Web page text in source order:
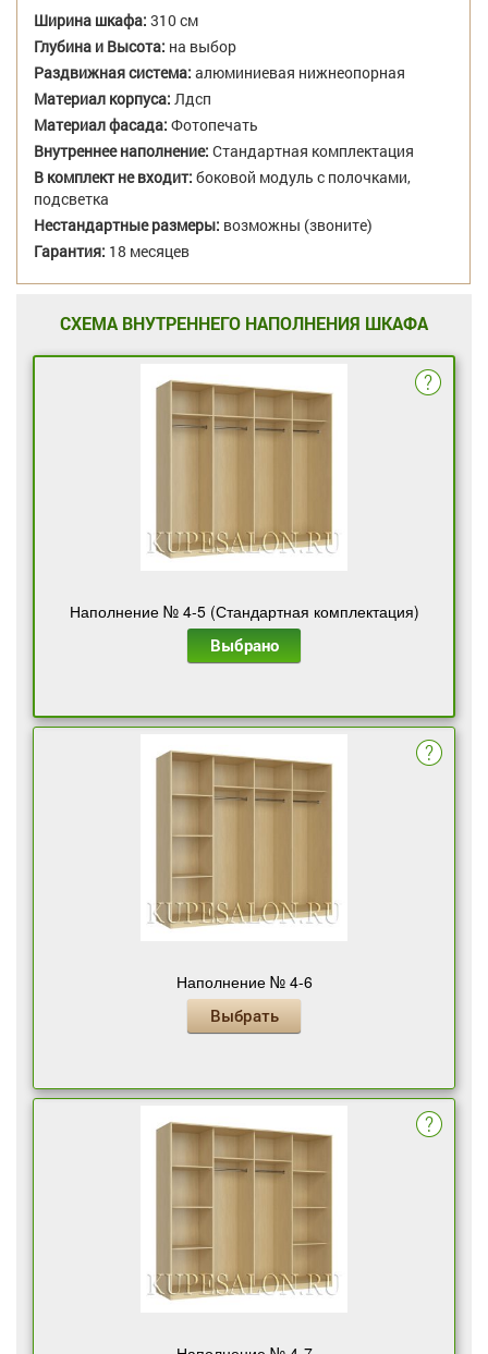
Ширина шкафа: 310 см
Глубина и Высота: на выбор
Раздвижная система: алюминиевая нижнеопорная
Материал корпуса: Лдсп
Материал фасада: Фотопечать
Внутреннее наполнение: Стандартная комплектация
В комплект не входит: боковой модуль с полочками,
подсветка
Нестандартные размеры: возможны (звоните)
Гарантия: 18 месяцев
СХЕМА ВНУТРЕННЕГО НАПОЛНЕНИЯ ШКАФА
Наполнение № 4-5 (Стандартная комплектация)
Выбрано
Наполнение № 4-6
Выбрать